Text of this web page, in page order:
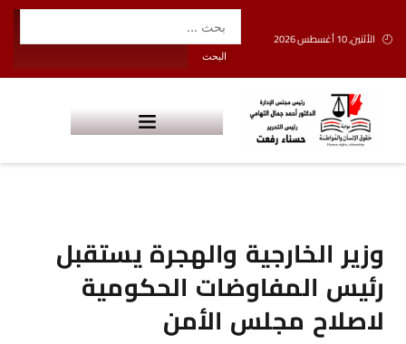
الأثنين, 10 أغسطس 2026
وزير الخارجية والهجرة يستقبل
رئيس المفاوضات الحكومية
لاصلاح مجلس الأمن